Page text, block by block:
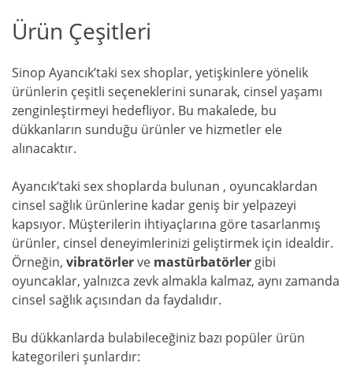
Ürün Çeşitleri
Sinop Ayancık’taki sex shoplar, yetişkinlere yönelik
ürünlerin çeşitli seçeneklerini sunarak, cinsel yaşamı
zenginleştirmeyi hedefliyor. Bu makalede, bu
dükkanların sunduğu ürünler ve hizmetler ele
alınacaktır.
Ayancık’taki sex shoplarda bulunan , oyuncaklardan
cinsel sağlık ürünlerine kadar geniş bir yelpazeyi
kapsıyor. Müşterilerin ihtiyaçlarına göre tasarlanmış
ürünler, cinsel deneyimlerinizi geliştirmek için idealdir.
Örneğin, vibratörlerve mastürbatörlergibi
oyuncaklar, yalnızca zevk almakla kalmaz, aynı zamanda
cinsel sağlık açısından da faydalıdır.
Bu dükkanlarda bulabileceğiniz bazı popüler ürün
kategorileri şunlardır: